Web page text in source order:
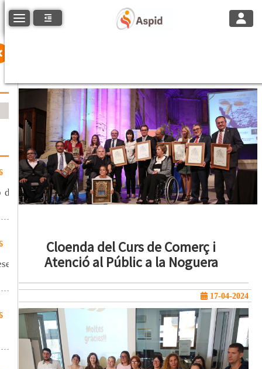
Toggle navigation
Cloenda del Curs de Comerç i
Atenció al Públic a la Noguera
17-04-2024